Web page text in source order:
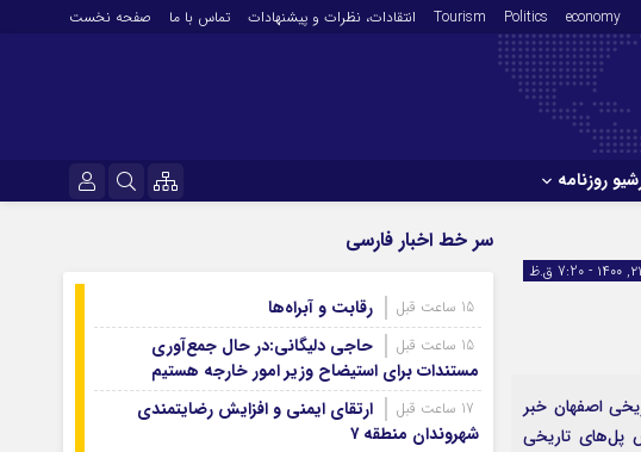
economy
Politics
Tourism انتقادات‌، نظرات و پیشنهادات تماس با ما صفحه نخست
روزنامه
رمز عبور
مرا به خاطر بسپار
English News
آرشیو ۱۴۰۵
آرشیو ۱۴۰۴
آرشیو ۱۴۰۳
اصفهان خبر
پل‌های تاریخی
سر خط اخبار فارسی
رقابت و آبراه‌ها
حاجی دلیگانی:در حال جمع‌آوری
مستندات برای استیضاح وزیر امور خارجه هستیم
ارتقای ایمنی و افزایش رضایتمندی
شهروندان منطقه ۷